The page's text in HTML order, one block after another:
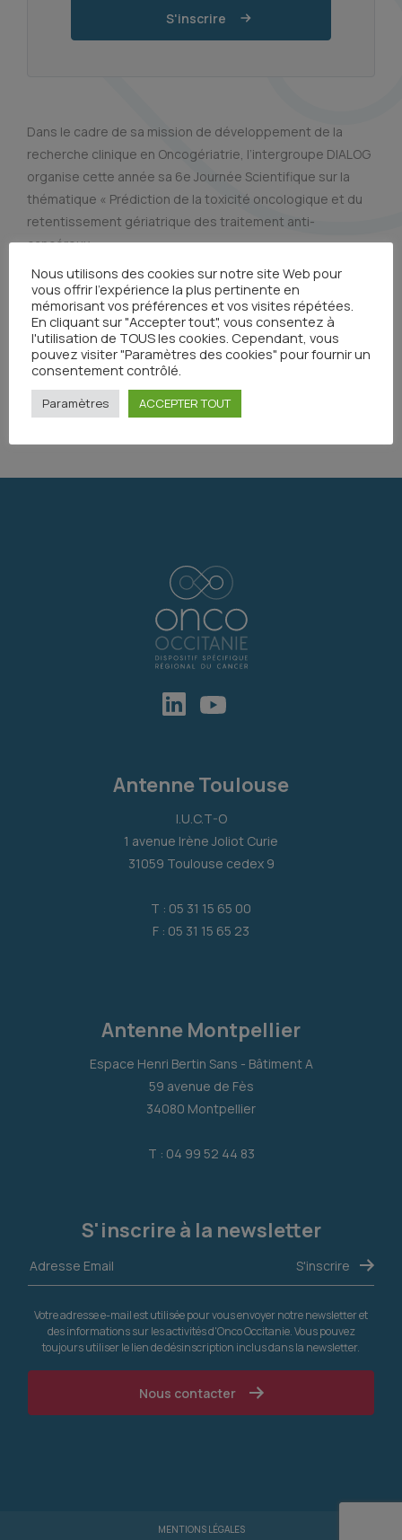
S'inscrire
Dans le cadre de sa mission de développement de la
recherche clinique en Oncogériatrie, l’intergroupe DIALOG
organise cette année sa 6e Journée Scientifique sur la
thématique « Prédiction de la toxicité oncologique et du
retentissement gériatrique des traitement anti-
cancéreux ».
Tous les événements
Partager
Antenne Toulouse
I.U.C.T-O
1 avenue Irène Joliot Curie
31059 Toulouse cedex 9
T : 05 31 15 65 00
F : 05 31 15 65 23
Antenne Montpellier
Espace Henri Bertin Sans - Bâtiment A
59 avenue de Fès
34080 Montpellier
T : 04 99 52 44 83
S'inscrire à la newsletter
Votre adresse e-mail est utilisée pour vous envoyer notre newsletter et
des informations sur les activités d'Onco Occitanie. Vous pouvez
toujours utiliser le lien de désinscription inclus dans la newsletter.
Nous contacter
MENTIONS LÉGALES
Nous utilisons des cookies sur notre site Web pour
vous offrir l'expérience la plus pertinente en
mémorisant vos préférences et vos visites répétées.
En cliquant sur "Accepter tout", vous consentez à
l'utilisation de TOUS les cookies. Cependant, vous
pouvez visiter "Paramètres des cookies" pour fournir un
consentement contrôlé.
Paramètres ACCEPTER TOUT